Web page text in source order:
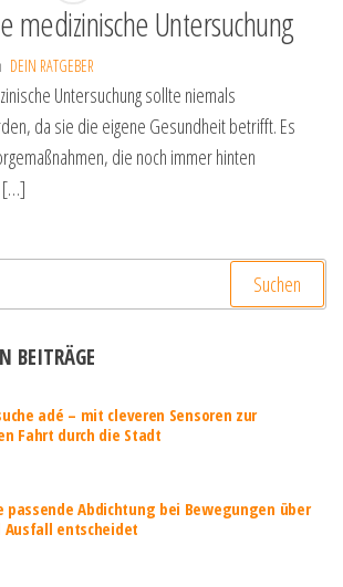
medizinische Untersuchung
DEIN RATGEBER
Untersuchung sollte niemals
da sie die eigene Gesundheit betrifft. Es
die noch immer hinten
[…]
BEITRÄGE
adé – mit cleveren Sensoren zur
Fahrt durch die Stadt
passende Abdichtung bei Bewegungen über
Ausfall entscheidet